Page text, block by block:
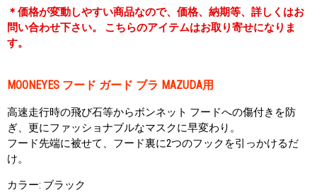
＊価格が変動しやすい商品なので、価格、納期等、詳しくはお
問い合わせ下さい。 こちらのアイテムはお取り寄せになりま
す。
MOONEYES フード ガード ブラ MAZUDA用
高速走行時の飛び石等からボンネット フードへの傷付きを防
ぎ、更にファッショナブルなマスクに早変わり。
フード先端に被せて、フード裏に2つのフックを引っかけるだ
け。
カラー: ブラック